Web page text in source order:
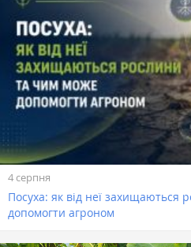
4 серпня
Посуха: як від неї захищаються
допомогти агроном